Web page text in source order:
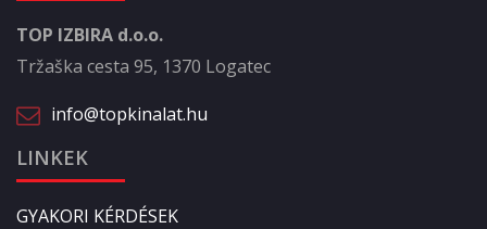
TOP IZBIRA d.o.o.
Tržaška cesta 95, 1370 Logatec
info@topkinalat.hu
LINKEK
GYAKORI KÉRDÉSEK